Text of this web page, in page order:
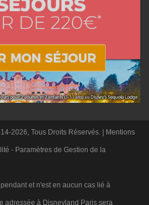
2026, Tous Droits Réservés. | Mentions
- Paramètres de Gestion de la
et n'est en aucun cas lié à
adressée à Disneyland Paris sera